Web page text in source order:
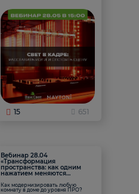
15 651
Вебинар 28.04
«Трансформация
пространства: как одним
нажатием меняются
Как модернизировать любую
комнату в доме до уровня ПРО?